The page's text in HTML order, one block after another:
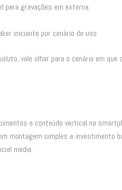
para gravações em externa.
iniciante por cenário de uso
vale olhar para o cenário em
e conteúdo vertical no
montagem simples e investimento
media.